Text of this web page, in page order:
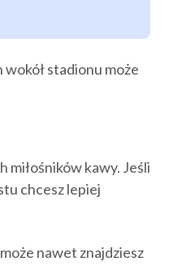
stadionu może
miłośników kawy. Jeśli
chcesz lepiej
nawet znajdziesz